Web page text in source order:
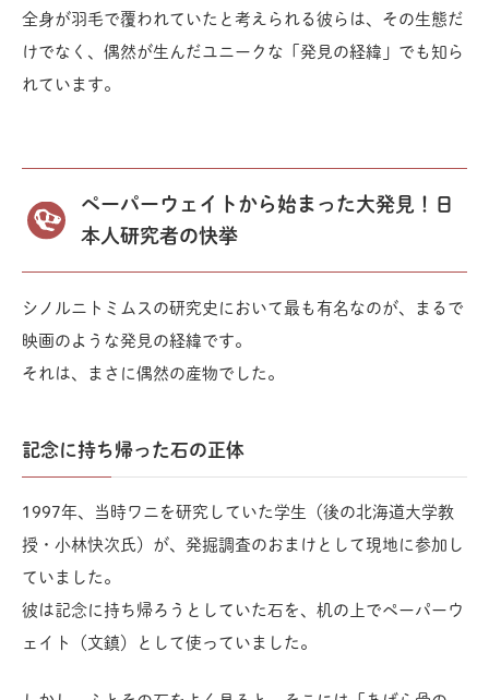
全身が羽毛で覆われていたと考えられる彼らは、その生態だ
けでなく、偶然が生んだユニークな「発見の経緯」でも知ら
れています。
ペーパーウェイトから始まった大発見！日
本人研究者の快挙
シノルニトミムスの研究史において最も有名なのが、まるで
映画のような発見の経緯です。
それは、まさに偶然の産物でした。
記念に持ち帰った石の正体
1997年、当時ワニを研究していた学生（後の北海道大学教
授・小林快次氏）が、発掘調査のおまけとして現地に参加し
ていました。
彼は記念に持ち帰ろうとしていた石を、机の上でペーパーウ
ェイト（文鎮）として使っていました。